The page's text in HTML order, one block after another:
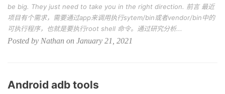
be big. They just need to take you in the right direction. 前言 最近
项目有个需求，需要通过app来调用执行sytem/bin或者vendor/bin中的
可执行程序，也就是要执行root shell 命令。通过研究分析...
Posted by Nathan on January 21, 2021
Android adb tools